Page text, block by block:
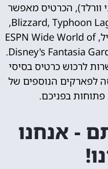
וורלד), הכרטיס מאפשר
לכם לדלג לפארקים: Blizzard, Typhoon Lagoon,
סיבוב גולף בדיסני אוק טרייל, ESPN Wide World of
לרכוש כרטיס בסיסי
לפארקים הנוספים של
פתוחות בפניכם.
- אנחנו